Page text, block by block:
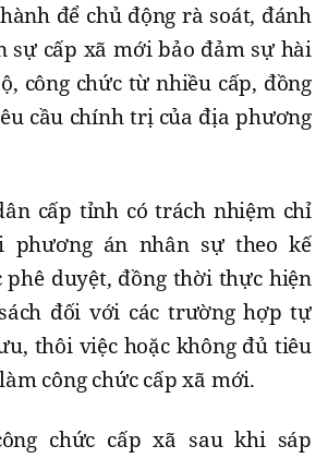
để chủ động rà soát, đánh
sự cấp xã mới bảo đảm sự hài
công chức từ nhiều cấp, đồng
cầu chính trị của địa phương
cấp tỉnh có trách nhiệm chỉ
phương án nhân sự theo kế
phê duyệt, đồng thời thực hiện
đối với các trường hợp tự
thôi việc hoặc không đủ tiêu
công chức cấp xã mới.
chức cấp xã sau khi sáp